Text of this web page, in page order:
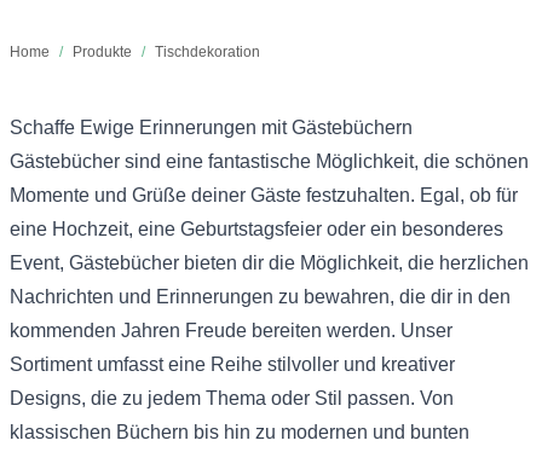
Home / Produkte / Tischdekoration
Schaffe Ewige Erinnerungen mit Gästebüchern
Gästebücher sind eine fantastische Möglichkeit, die schönen
Momente und Grüße deiner Gäste festzuhalten. Egal, ob für
eine Hochzeit, eine Geburtstagsfeier oder ein besonderes
Event, Gästebücher bieten dir die Möglichkeit, die herzlichen
Nachrichten und Erinnerungen zu bewahren, die dir in den
kommenden Jahren Freude bereiten werden. Unser
Sortiment umfasst eine Reihe stilvoller und kreativer
Designs, die zu jedem Thema oder Stil passen. Von
klassischen Büchern bis hin zu modernen und bunten